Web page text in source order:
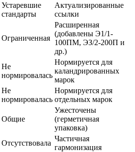
Устаревшие
стандарты
Актуализированные
ссылки
Ограниченная
Расширенная
(добавлены Э1/1-
100ПМ, ЭЗ/2-200П и
др.)
Не
нормировалась
Нормируется для
каландрированных
марок
Не
нормировалась
Нормируется для
отдельных марок
Общие
Ужесточены
(герметичная
упаковка)
Отсутствовала
Частичная
гармонизация